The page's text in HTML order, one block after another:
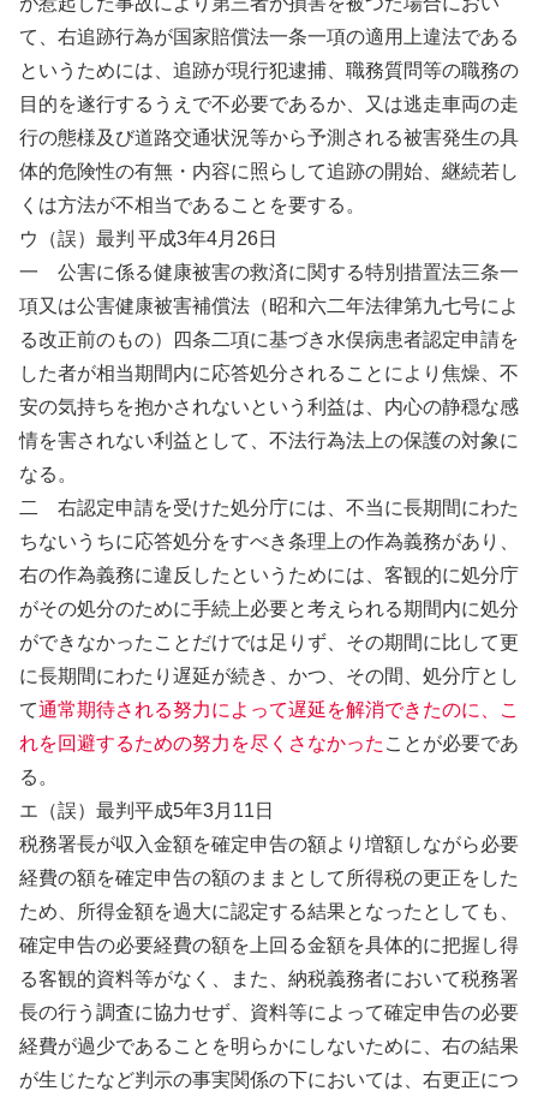
て、右追跡行為が国家賠償法一条一項の適用上違法である
というためには、追跡が現行犯逮捕、職務質問等の職務の
目的を遂行するうえで不必要であるか、又は逃走車両の走
行の態様及び道路交通状況等から予測される被害発生の具
体的危険性の有無・内容に照らして追跡の開始、継続若し
くは方法が不相当であることを要する。
ウ（誤）最判 平成3年4月26日
一 公害に係る健康被害の救済に関する特別措置法三条一
項又は公害健康被害補償法（昭和六二年法律第九七号によ
る改正前のもの）四条二項に基づき水俣病患者認定申請を
した者が相当期間内に応答処分されることにより焦燥、不
安の気持ちを抱かされないという利益は、内心の静穏な感
情を害されない利益として、不法行為法上の保護の対象に
なる。
二 右認定申請を受けた処分庁には、不当に長期間にわた
ちないうちに応答処分をすべき条理上の作為義務があり、
右の作為義務に違反したというためには、客観的に処分庁
がその処分のために手続上必要と考えられる期間内に処分
ができなかったことだけでは足りず、その期間に比して更
に長期間にわたり遅延が続き、かつ、その間、処分庁とし
て通常期待される努力によって遅延を解消できたのに、こ
れを回避するための努力を尽くさなかった ことが必要であ
る。
エ（誤）最判平成5年3月11日
税務署長が収入金額を確定申告の額より増額しながら必要
経費の額を確定申告の額のままとして所得税の更正をした
ため、所得金額を過大に認定する結果となったとしても、
確定申告の必要経費の額を上回る金額を具体的に把握し得
る客観的資料等がなく、また、納税義務者において税務署
長の行う調査に協力せず、資料等によって確定申告の必要
経費が過少であることを明らかにしないために、右の結果
が生じたなど判示の事実関係の下においては、右更正につ